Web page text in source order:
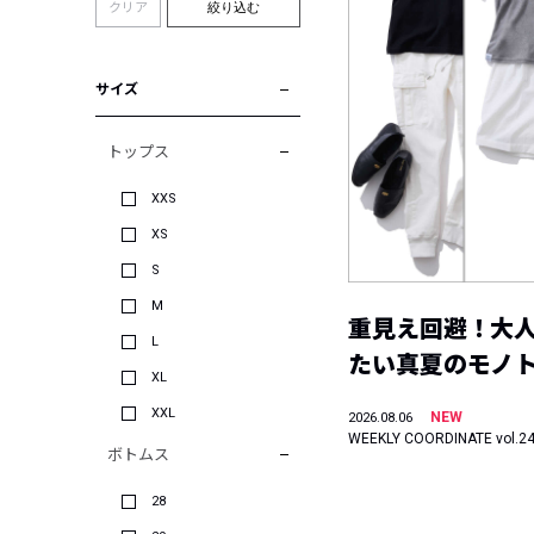
クリア 絞り込む
サイズ
トップス
XXS
XS
S
M
L
XL
XXL
ボトムス
28
重見え回避！大
たい真夏のモノ
2026.08.06
NEW
WEEKLY COORDINATE